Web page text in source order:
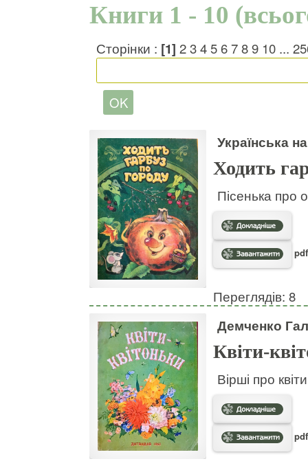
Книги 1 - 10
Сторінки : [1] 23456789 10 ...
Українська
Ходить
Пісенька про
Переглядів: 8
Демченко
Квіти-
Вірші про